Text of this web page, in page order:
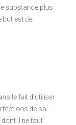
substance plus
but est de
le fait d’utiliser
de sa
il ne faut